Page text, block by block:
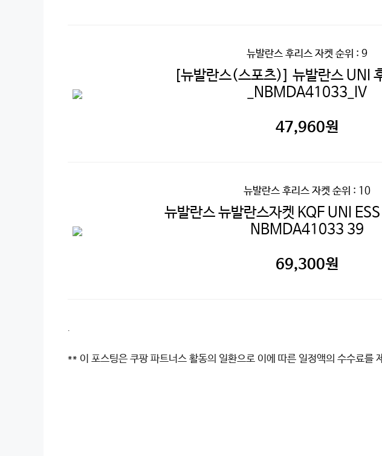
뉴발란스 후리스 자켓 순위 : 9
[뉴발란스(스포츠)] 뉴발란스 UNI
_NBMDA41033_IV
47,960원
뉴발란스 후리스 자켓 순위 : 10
뉴발란스 뉴발란스자켓 KQF UNI
NBMDA41033 39
69,300원
.
** 이 포스팅은 쿠팡 파트너스 활동의 일환으로 이에 따른 일정액의 수수료를